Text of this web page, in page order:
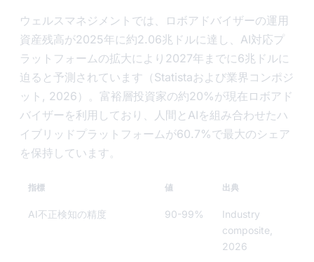
ウェルスマネジメントでは、ロボアドバイザーの運用
資産残高が2025年に約2.06兆ドルに達し、AI対応プ
ラットフォームの拡大により2027年までに6兆ドルに
迫ると予測されています（Statistaおよび業界コンポジ
ット, 2026）。富裕層投資家の約20%が現在ロボアド
バイザーを利用しており、人間とAIを組み合わせたハ
イブリッドプラットフォームが60.7%で最大のシェア
を保持しています。
指標 値 出典
AI不正検知の精度 90-99%
Industry
composite,
2026